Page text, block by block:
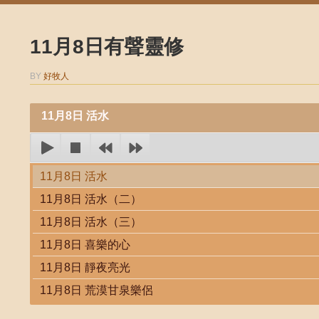
11月8日有聲靈修
BY 好牧人
11月8日 活水
11月8日 活水
11月8日 活水（二）
11月8日 活水（三）
11月8日 喜樂的心
11月8日 靜夜亮光
11月8日 荒漠甘泉樂侶